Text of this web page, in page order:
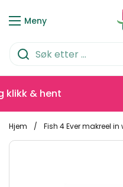
Meny
& hent
Hjem / Fish 4 Ever makreel in